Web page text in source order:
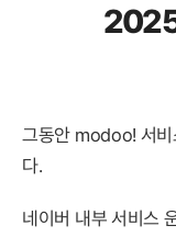
그동안 modoo! 서비
다.
네이버 내부 서비스